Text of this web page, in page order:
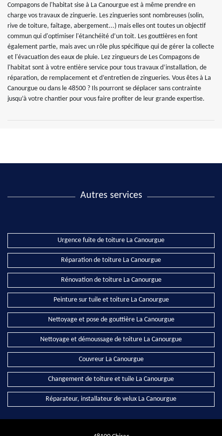
Compagons de l'habitat sise à La Canourgue est à même prendre en
charge vos travaux de zinguerie. Les zingueries sont nombreuses (solin,
rive de toiture, faîtage, abergement...) mais elles ont toutes un objectif
commun qui d'optimiser l'étanchéité d’un toit. Les gouttières en font
également partie, mais avec un rôle plus spécifique qui de gérer la collecte
et l'évacuation des eaux de pluie. Lez zingueurs de Les Compagons de
l'habitat sont à votre entière service pour tous travaux d’installation, de
réparation, de remplacement et d’entretien de zingueries. Vous êtes à La
Canourgue ou dans le 48500 ? Ils pourront se déplacer sans contrainte
jusqu’à votre chantier pour vous faire profiter de leur grande expertise.
Autres services
Urgence fuite de toiture La Canourgue
Réparation de toiture La Canourgue
Rénovation de toiture La Canourgue
Peinture sur tuile et toiture La Canourgue
Nettoyage et pose de gouttière La Canourgue
Nettoyage et démoussage de toiture La Canourgue
Couvreur La Canourgue
Changement de toiture et tuile La Canourgue
Réparateur, installateur de velux La Canourgue